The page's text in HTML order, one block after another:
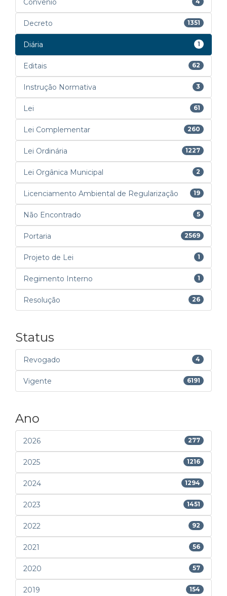
Convênio
Decreto 1351
Diária 1
Editais 62
Instrução Normativa 3
Lei 61
Lei Complementar 260
Lei Ordinária 1227
Lei Orgânica Municipal 2
Licenciamento Ambiental de Regularização 19
Não Encontrado 5
Portaria 2569
Projeto de Lei 1
Regimento Interno 1
Resolução 26
Status
Revogado 4
Vigente 6191
Ano
2026 277
2025 1216
2024 1294
2023 1451
2022 92
2021 56
2020 57
2019 154